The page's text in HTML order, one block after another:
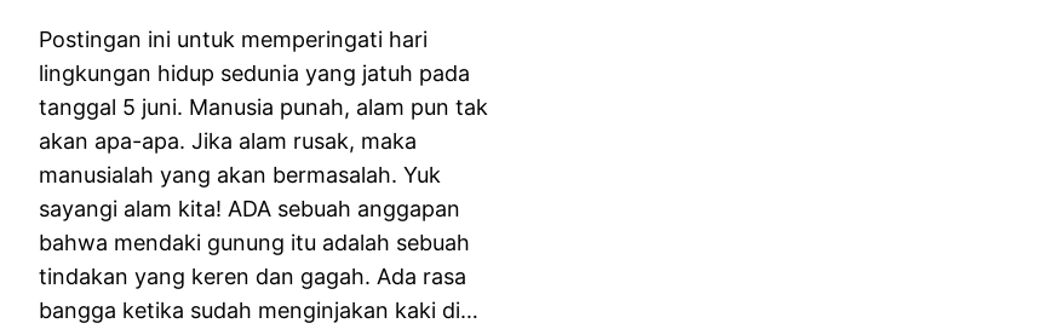
Postingan ini untuk memperingati hari
lingkungan hidup sedunia yang jatuh pada
tanggal 5 juni. Manusia punah, alam pun tak
akan apa-apa. Jika alam rusak, maka
manusialah yang akan bermasalah. Yuk
sayangi alam kita! ADA sebuah anggapan
bahwa mendaki gunung itu adalah sebuah
tindakan yang keren dan gagah. Ada rasa
bangga ketika sudah menginjakan kaki di…